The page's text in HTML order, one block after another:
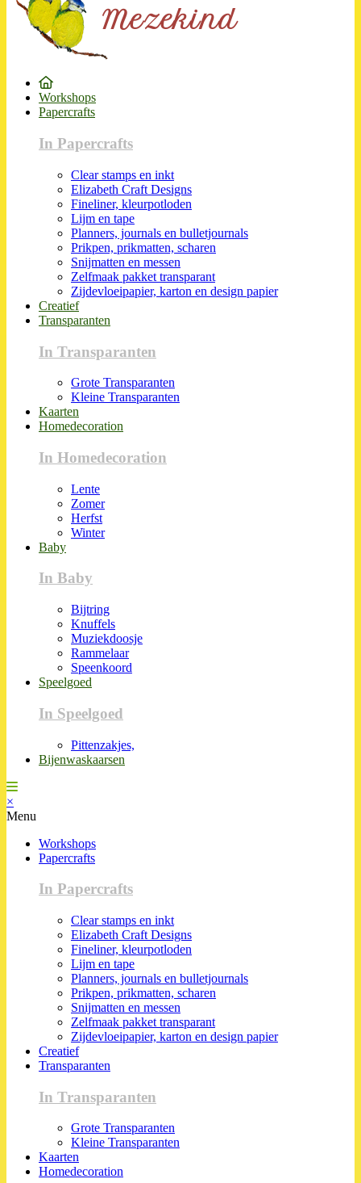
Workshops
Papercrafts
In Papercrafts
Clear stamps en inkt
Elizabeth Craft Designs
Fineliner, kleurpotloden
Lijm en tape
Planners, journals en bulletjournals
Prikpen, prikmatten, scharen
Snijmatten en messen
Zelfmaak pakket transparant
Zijdevloeipapier, karton en design papier
Creatief
Transparanten
In Transparanten
Grote Transparanten
Kleine Transparanten
Kaarten
Homedecoration
In Homedecoration
Lente
Zomer
Herfst
Winter
Baby
In Baby
Bijtring
Knuffels
Muziekdoosje
Rammelaar
Speenkoord
Speelgoed
In Speelgoed
Pittenzakjes,
Bijenwaskaarsen
×
Menu
Workshops
Papercrafts
In Papercrafts
Clear stamps en inkt
Elizabeth Craft Designs
Fineliner, kleurpotloden
Lijm en tape
Planners, journals en bulletjournals
Prikpen, prikmatten, scharen
Snijmatten en messen
Zelfmaak pakket transparant
Zijdevloeipapier, karton en design papier
Creatief
Transparanten
In Transparanten
Grote Transparanten
Kleine Transparanten
Kaarten
Homedecoration